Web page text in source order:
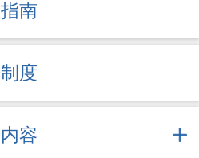
南
度
容